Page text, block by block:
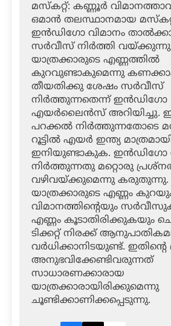
മസ്‌കറ്റ്: കണ്ണൂര്‍
ഒമാന്‍ തലസ്ഥാനമായ
ഇന്‍ഡിഗോ വിമാനം
സര്‍വീസ് നിര്‍ത്തി
യാത്രക്കാരുടെ എണ്ണത്തില്‍
കുറവുണ്ടാകുമെന്നു
തീയതിക്കു ശേഷം സര്‍വീസ്
നിര്‍ത്തുന്നതെന്ന് ഇന്‍ഡിഗോ
എയര്‍ലൈന്‍സ് അറിയിച്ചു.
പറക്കല്‍ നിര്‍ത്തുന്നതോടെ
റൂട്ടില്‍ എയര്‍ ഇന്ത്യ
ഇനിയുണ്ടാകുക. ഇന്‍ഡിഗോ
നിര്‍ത്തുന്നതു മറ്റൊരു
വഴിവയ്ക്കുമെന്നു കരുതുന്നു.
യാത്രക്കാരുടെ എണ്ണം
വിമാനത്തിന്റെയും
എണ്ണം കൂടാതിരിക്കുകയും
ടിക്കറ്റ് നിരക്ക്
വര്‍ധിക്കാനിടയുണ്ട്. ഇതിന്റെ
അനുഭവിക്കേണ്ടിവരുന്നത്
സാധാരണക്കാരായ
യാത്രക്കാരായിരിക്കുമെന്നു
ചൂണ്ടിക്കാണിക്കപ്പെടുന്നു.